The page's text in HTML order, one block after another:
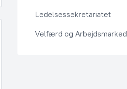
Ledelsessekretariatet
Velfærd og Arbejdsmarked